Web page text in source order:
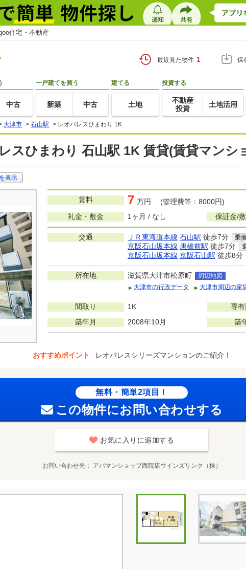
住宅・不動産
最近見た物件 1 保
中古
一戸建てを買う
新築 中古
建てる
土地
投資する
不動産
投資
土地活用
大津市 > 石山駅 > レオパレスひまわり 1K
スひまわり 石山駅 1K 賃貸(賃貸マンシ
表示
賃料 7 万円 (管理費等：8000円)
礼金・敷金
1ヶ月 / なし 保証金/
交通 ＪＲ東海道本線 石山駅 徒歩7分 乗
京阪石山坂本線 唐橋前駅 徒歩7分
京阪石山坂本線 京阪石山駅 徒歩8分
所在地 滋賀県大津市松原町
周辺地図
大津市の行政データ
大津市周辺の家
間取り 1K 専
築年月 2008年10月 築
おすすめポイント レオパレスシリーズマンションのご紹介！
無料・簡単2項目！
この物件にお問い合わせする
お気に入りに追加する
お問い合わせ先 アパマンショップ西院店ウインズリンク（株）